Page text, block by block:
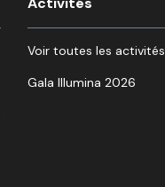
Voir toutes les activités
Gala Illumina 2026